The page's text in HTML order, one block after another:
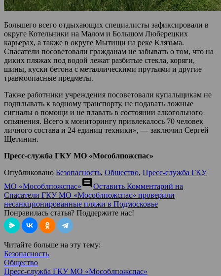
Большего всего отдыхающих специалисты зафиксировали в
округе Котельники на Малом и Большом Люберецких
карьерах, а также в округе Мытищи на реке Клязьма.
Спасатели посоветовали гражданам не забывать о том, что на
диких пляжах под водой лежат разбитые стекла, коряги,
шины, куски бетона с металлическими прутьями и другие
травмоопасные предметы.
Также работники учреждения посоветовали купальщикам не
подплывать к водному транспорту, не подавать ложные
сигналы о помощи и не плавать в состоянии алкогольного
опьянения. Всего к мониторингу привлекалось 70 человек
личного состава и 24 единиц техники», — заключил Сергей
Щетинин.
Пресс-служба ГКУ МО «Мособлпожспас»
Опубликовано Безопасность, Общество, Пресс-служба ГКУ
МО «Мособлпожспас»comment Оставить Комментарий на
Спасатели ГКУ МО «Мособлпожспас» проверили
несанкционированные пляжи в Подмосковье
Понравилась статья? Поддержите нас!
Читайте больше на эту тему:
Безопасность
Общество
Пресс-служба ГКУ МО «Мособлпожспас»